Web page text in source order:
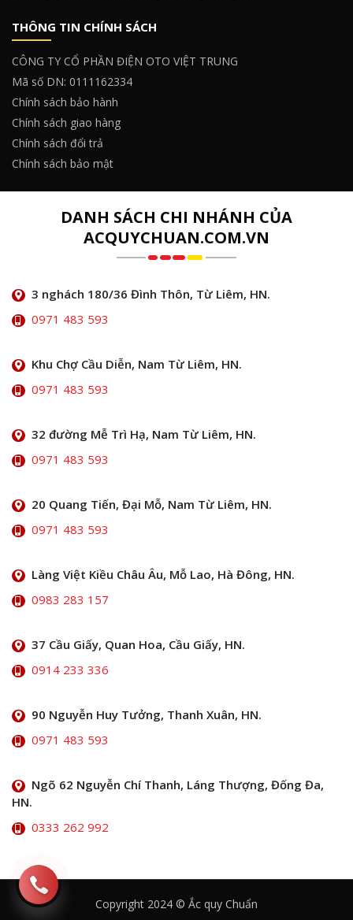
THÔNG TIN CHÍNH SÁCH
CÔNG TY CỔ PHẦN ĐIỆN OTO VIỆT TRUNG
Mã số DN: 0111162334
Chính sách bảo hành
Chính sách giao hàng
Chính sách đổi trả
Chính sách bảo mật
DANH SÁCH CHI NHÁNH CỦA
ACQUYCHUAN.COM.VN
3 nghách 180/36 Đình Thôn, Từ Liêm, HN.
0971 483 593
Khu Chợ Cầu Diễn, Nam Từ Liêm, HN.
0971 483 593
32 đường Mễ Trì Hạ, Nam Từ Liêm, HN.
0971 483 593
20 Quang Tiến, Đại Mỗ, Nam Từ Liêm, HN.
0971 483 593
Làng Việt Kiều Châu Âu, Mỗ Lao, Hà Đông, HN.
0983 283 157
37 Cầu Giấy, Quan Hoa, Cầu Giấy, HN.
0914 233 336
90 Nguyễn Huy Tưởng, Thanh Xuân, HN.
0971 483 593
Ngõ 62 Nguyễn Chí Thanh, Láng Thượng, Đống Đa,
HN.
0333 262 992
Copyright 2024 © Ắc quy Chuẩn